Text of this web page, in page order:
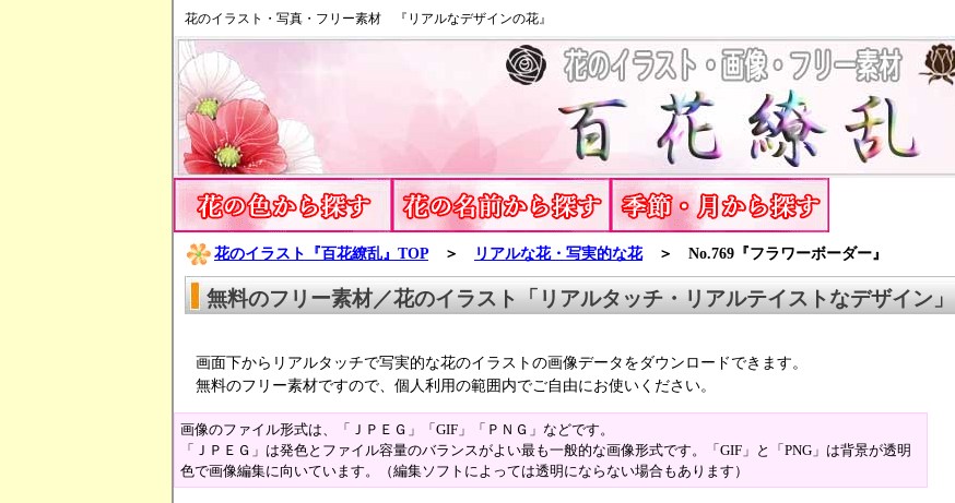
花のイラスト・写真・フリー素材 『リアルなデザインの花』
花のイラスト『百花繚乱』TOP ＞ リアルな花・写実的な花＞ No.769『フラワーボーダー』
無料のフリー素材／花のイラスト「リアルタッチ・リアルテイストなデザイン」
画面下からリアルタッチで写実的な花のイラストの画像データをダウンロードできます。
無料のフリー素材ですので、個人利用の範囲内でご自由にお使いください。
画像のファイル形式は、「ＪＰＥＧ」「GIF」「ＰＮＧ」などです。
「ＪＰＥＧ」は発色とファイル容量のバランスがよい最も一般的な画像形式です。「GIF」と「PNG」は背景が透明
色で画像編集に向いています。（編集ソフトによっては透明にならない場合もあります）